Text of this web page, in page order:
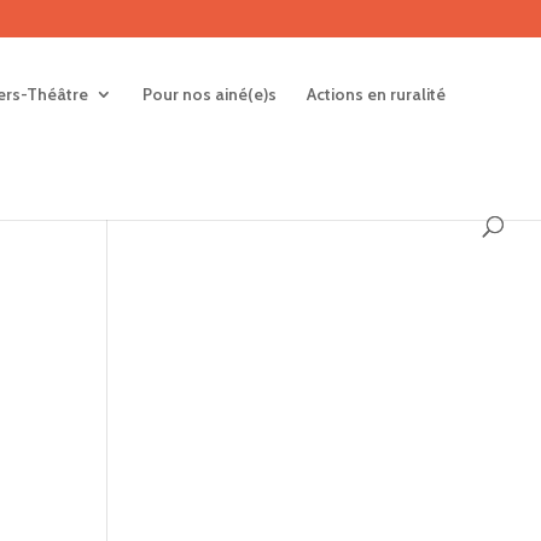
Théâtre Pour nos ainé(e)s Actions en ruralité